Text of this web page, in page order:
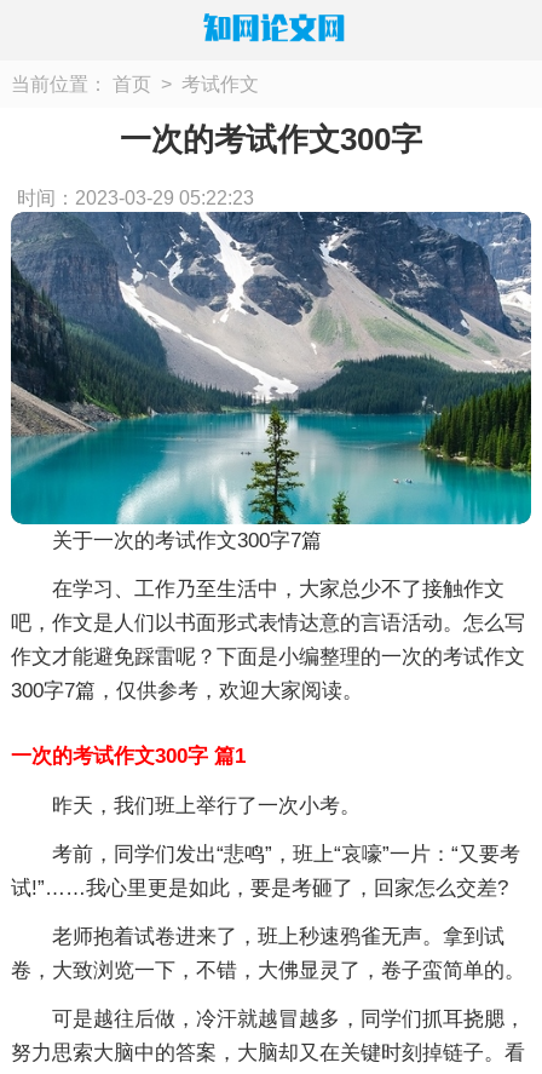
当前位置： 首页 > 考试作文
一次的考试作文300字
时间：2023-03-29 05:22:23
关于一次的考试作文300字7篇
在学习、工作乃至生活中，大家总少不了接触作文
吧，作文是人们以书面形式表情达意的言语活动。怎么写
作文才能避免踩雷呢？下面是小编整理的一次的考试作文
300字7篇，仅供参考，欢迎大家阅读。
一次的考试作文300字 篇1
昨天，我们班上举行了一次小考。
考前，同学们发出“悲鸣”，班上“哀嚎”一片：“又要考
试!”……我心里更是如此，要是考砸了，回家怎么交差?
老师抱着试卷进来了，班上秒速鸦雀无声。拿到试
卷，大致浏览一下，不错，大佛显灵了，卷子蛮简单的。
可是越往后做，冷汗就越冒越多，同学们抓耳挠腮，
努力思索大脑中的答案，大脑却又在关键时刻掉链子。看